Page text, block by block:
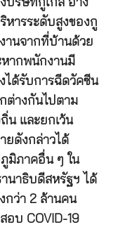
บริษัทกูเกิล อ้าง
หารระดับสูงของกู
านจากที่บ้านด้วย
หากพนักงานมี
ได้รับการฉีดวัคซีน
ต่างกันไปตาม
น และยกเว้น
ยดังกล่าวได้
มิภาคอื่น ๆ ใน
นาธิบดีสหรัฐฯ ได้
กว่า 2 ล้านคน
บ COVID-19